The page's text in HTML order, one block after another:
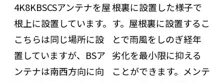
4K8KBSCSアンテナを屋
根上に設置しています。
こちらは同じ場所に設
置していますが、BSア
ンテナは南西方向に向
根裏に設置した様子で
す。屋根裏に設置するこ
とで雨風をしのぎ経年
劣化を最小限に抑える
ことができます。メンテ